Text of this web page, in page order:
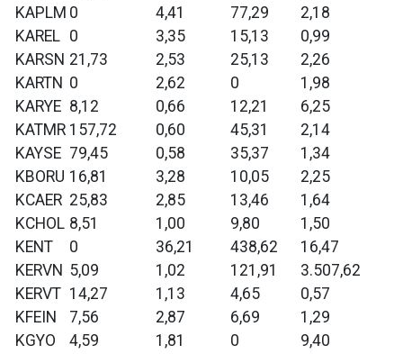
KAPLM 0 4,41 77,29
2,18
KAREL 0 3,35 15,13
0,99
KARSN 21,73 2,53 25,13
2,26
KARTN 0 2,62 0
1,98
KARYE 8,12 0,66 12,21
6,25
KATMR 157,72 0,60 45,31
2,14
KAYSE 79,45 0,58 35,37
1,34
KBORU 16,81 3,28 10,05
2,25
KCAER 25,83 2,85 13,46
1,64
KCHOL 8,51 1,00 9,80
1,50
KENT
0 36,21 438,62
16,47
KERVN 5,09 1,02 121,91
3.507,62
KERVT 14,27 1,13 4,65
0,57
KFEIN
7,56 2,87 6,69
1,29
KGYO
4,59 1,81 0
9,40